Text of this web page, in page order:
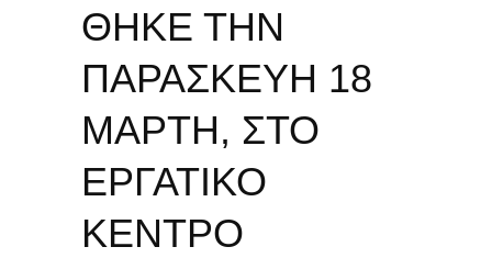
ΘΗΚΕ ΤΗΝ
ΠΑΡΑΣΚΕΥΗ 18
ΜΑΡΤΗ, ΣΤΟ
ΕΡΓΑΤΙΚΟ
ΚΕΝΤΡΟ